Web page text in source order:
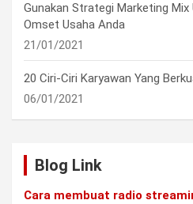
Gunakan Strategi Marketing
Omset Usaha Anda
21/01/2021
20 Ciri-Ciri Karyawan Yang
06/01/2021
Blog Link
Cara membuat radio